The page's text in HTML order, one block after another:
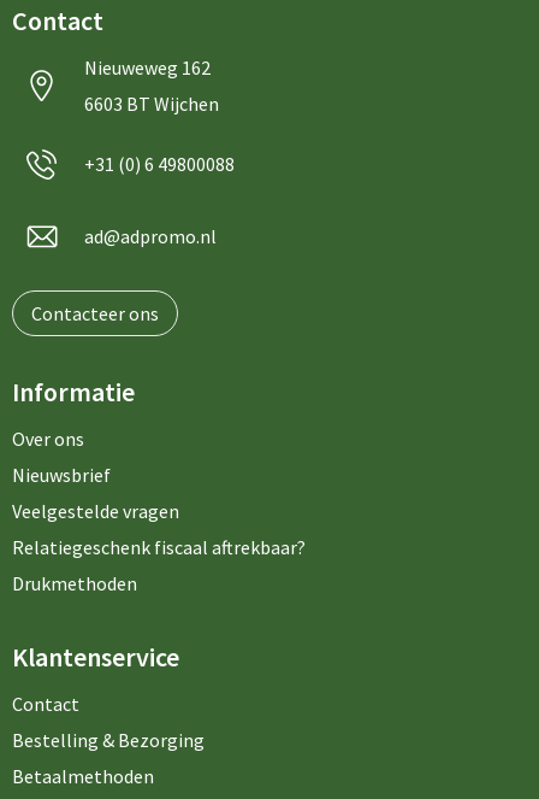
Contact
Nieuweweg 162
6603 BT Wijchen
+31 (0) 6 49800088
ad@adpromo.nl
Contacteer ons
Informatie
Over ons
Nieuwsbrief
Veelgestelde vragen
Relatiegeschenk fiscaal aftrekbaar?
Drukmethoden
Klantenservice
Contact
Bestelling & Bezorging
Betaalmethoden